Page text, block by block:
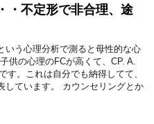
・不定形で非合理、途
いう心理分析で測ると母性的な心
供の心理のFCが高くて、CP. A.
す。これは自分でも納得してて、
しています。 カウンセリングとか